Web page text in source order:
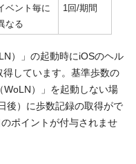
ベント毎に
なる
1回/期間
）」の起動時にiOSのヘル
しています。基準歩数の
WoLN）」を起動しない場
後）に歩数記録の取得がで
ポイントが付与されませ